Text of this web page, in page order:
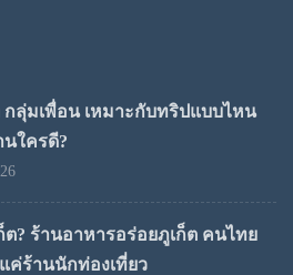
กลุ่มเพื่อน เหมาะกับทริปแบบไหน
นใครดี?
ต? ร้านอาหารอร่อยภูเก็ต คนไทย
ค่ร้านนักท่องเที่ยว